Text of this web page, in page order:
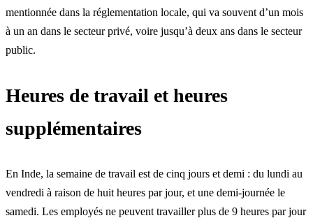
mentionnée dans la réglementation locale, qui va souvent d’un mois
à un an dans le secteur privé, voire jusqu’à deux ans dans le secteur
public.
Heures de travail et heures
supplémentaires
En Inde, la semaine de travail est de cinq jours et demi : du lundi au
vendredi à raison de huit heures par jour, et une demi-journée le
samedi. Les employés ne peuvent travailler plus de 9 heures par jour